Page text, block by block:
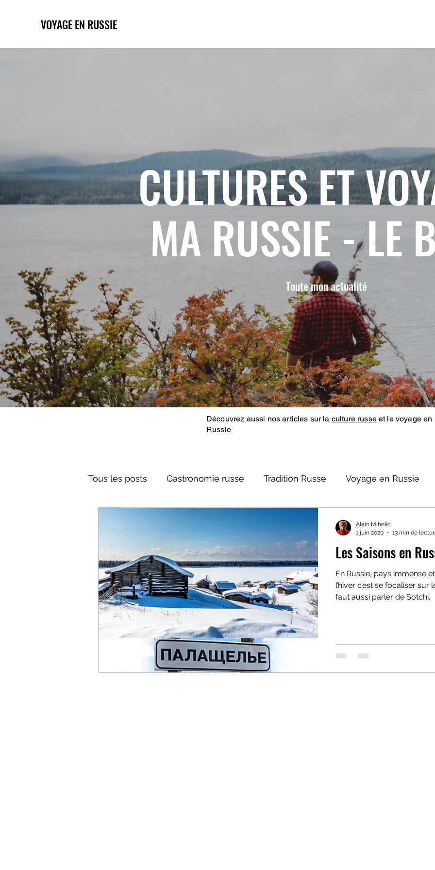
VOYAGE EN RUSSIE
CULTURES ET
MA RUSSIE - LE
Toute mon actualité
Découvrez aussi nos articles sur la culture russeet le voyage en
Russie
Tous les posts Gastronomie russe Tradition Russe Voyage en Russie
Culture russe conte fantastique Les Saisons en
En Russie, pays immense
l’hiver c’est se focaliser
faut aussi parler de Sotchi.
Alain Mihelic
1 juin 2020
13 min de